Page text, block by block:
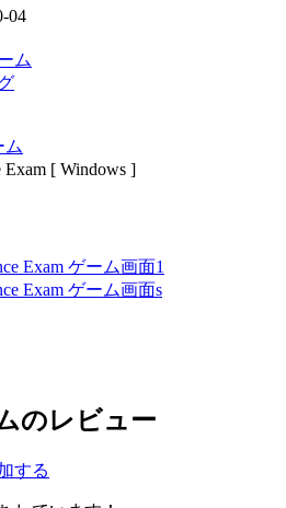
04
ム
ム
[ Windows ]
のレビュー
する